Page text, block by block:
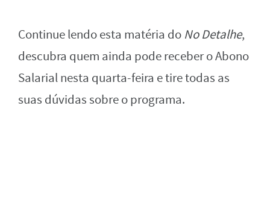
Continue lendo esta matéria do No Detalhe,
descubra quem ainda pode receber o Abono
Salarial nesta quarta-feira e tire todas as
suas dúvidas sobre o programa.